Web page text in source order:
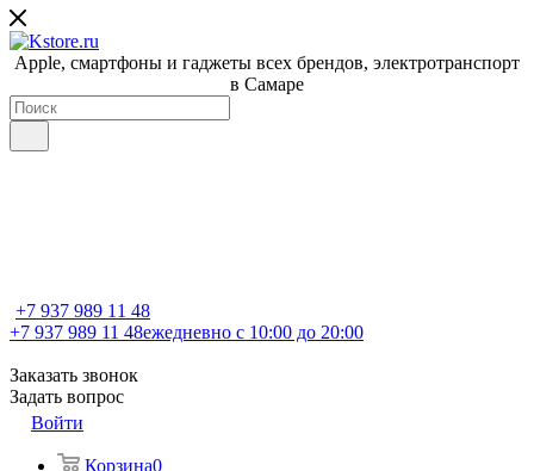
Apple, cмартфоны и гаджеты всех брендов, электротранспорт
в Самаре
+7 937 989 11 48
+7 937 989 11 48ежедневно с 10:00 до 20:00
Заказать звонок
Задать вопрос
Войти
Корзина0